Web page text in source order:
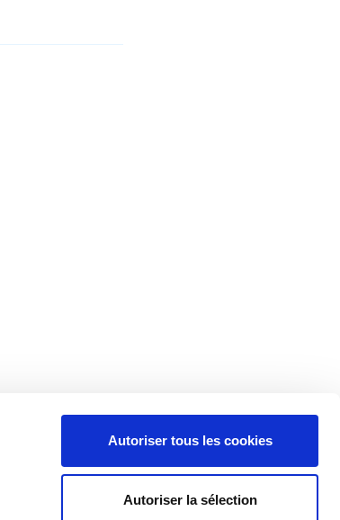
Autoriser tous les cookies
Autoriser la sélection